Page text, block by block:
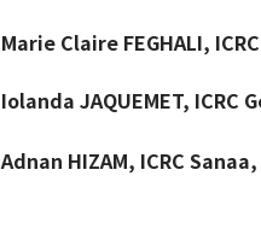
Marie Claire FEGHALI,
Iolanda JAQUEMET, ICRC
Adnan HIZAM, ICRC